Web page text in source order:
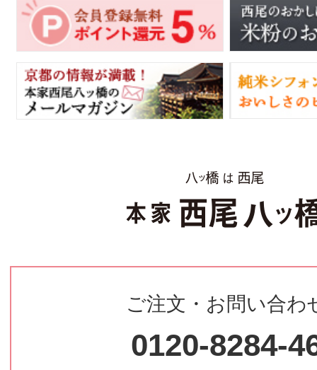
ご注文・お問い合わ
0120-8284-